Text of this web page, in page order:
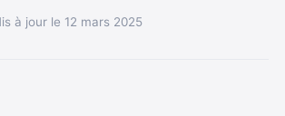
à jour le 12 mars 2025